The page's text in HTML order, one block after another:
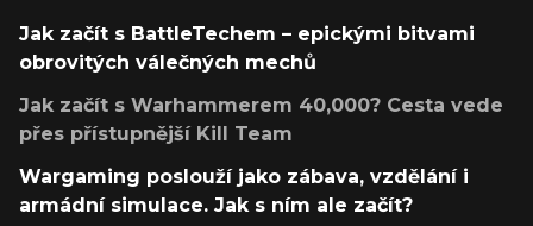
Jak začít s BattleTechem – epickými bitvami
obrovitých válečných mechů
Jak začít s Warhammerem 40,000? Cesta vede
přes přístupnější Kill Team
Wargaming poslouží jako zábava, vzdělání i
armádní simulace. Jak s ním ale začít?